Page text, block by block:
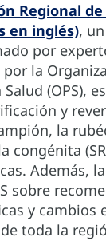
Regional
en inglés),
por
la
(OPS),
y
la
congénita
Además, la
sobre
y cambios
toda la